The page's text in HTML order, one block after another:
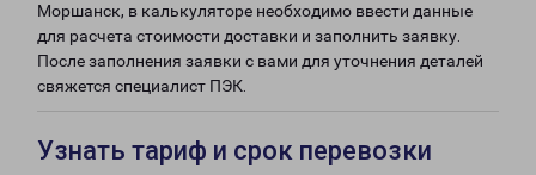
Моршанск, в калькуляторе необходимо ввести данные
для расчета стоимости доставки и заполнить заявку.
После заполнения заявки с вами для уточнения деталей
свяжется специалист ПЭК.
Узнать тариф и срок перевозки